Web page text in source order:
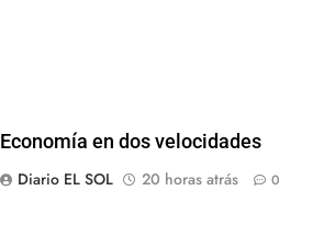
Economía en dos velocidades
Diario EL SOL
20 horas atrás 0